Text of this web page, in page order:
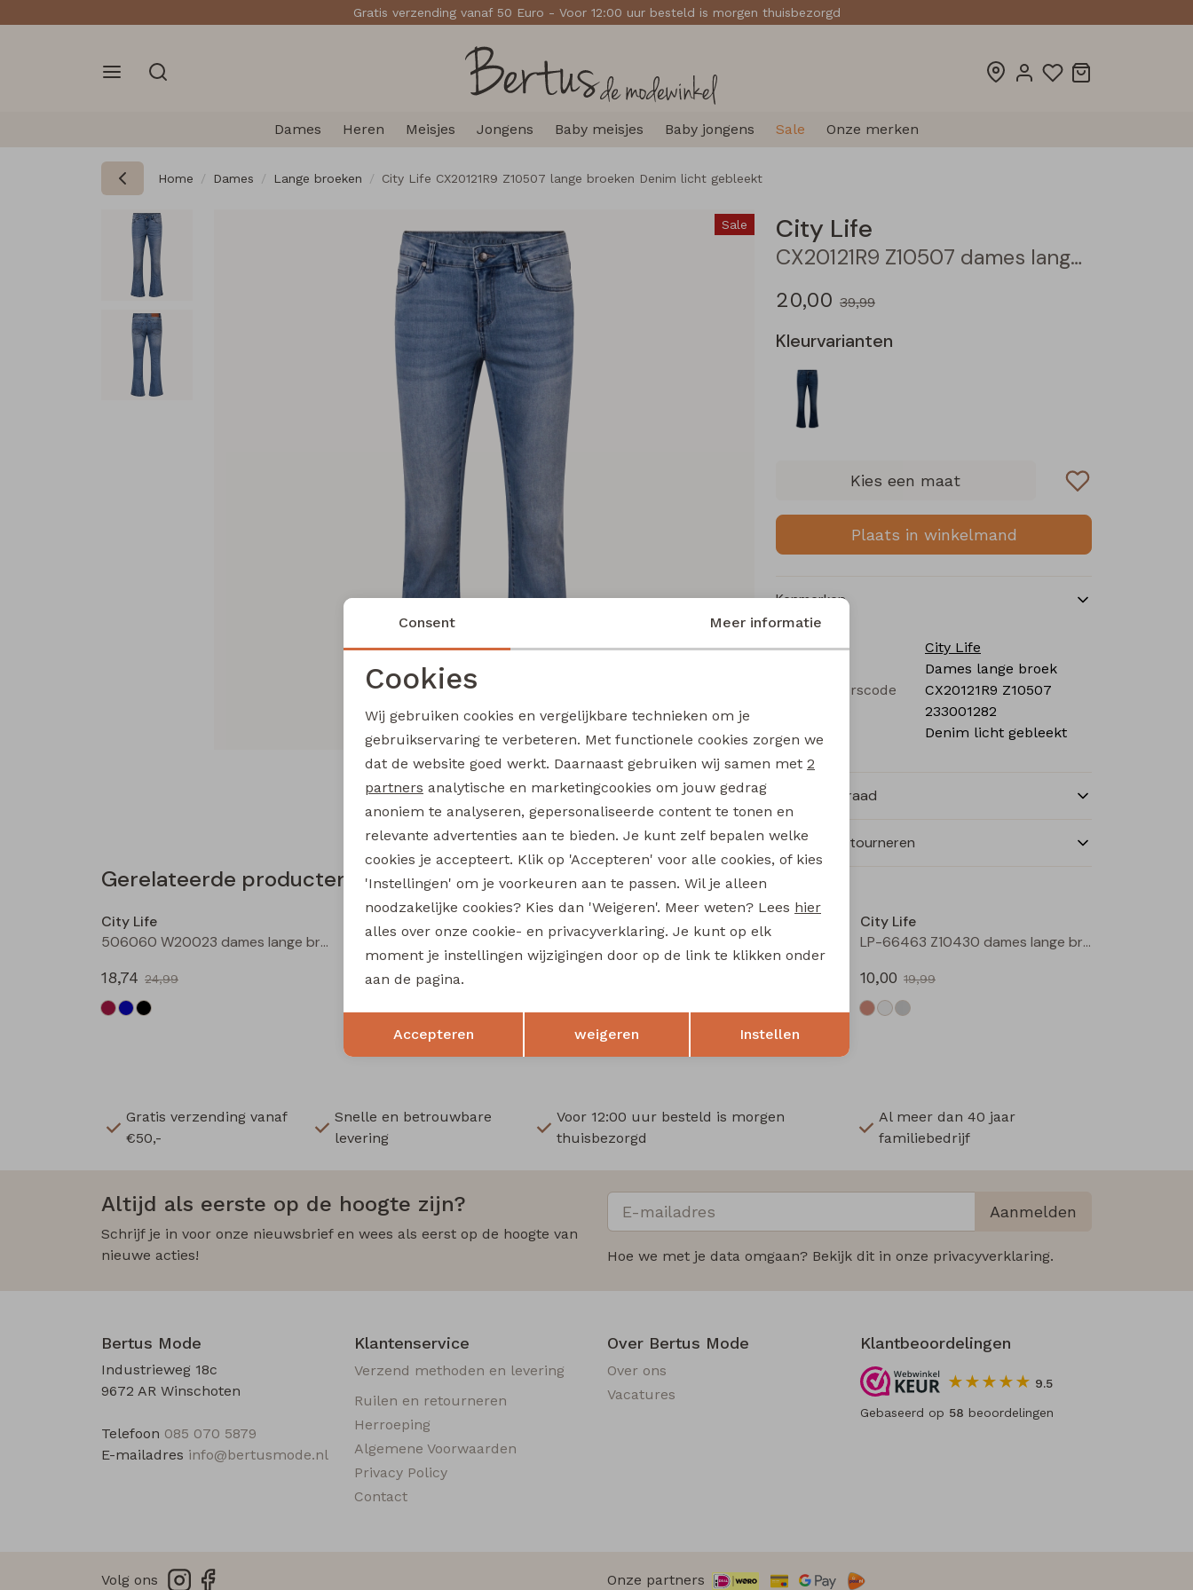
Gratis verzending vanaf 50 Euro - Voor 12:00 uur besteld is morgen thuisbezorgd
Dames Heren Meisjes Jongens Baby meisjes Baby jongens Sale Onze merken
Home Dames Lange broeken City Life CX20121R9 Z10507 lange broeken Denim licht gebleekt
Sale City Life
CX20121R9 Z10507 dames lange broek Denim licht gebleekt
20,00 39,99
Kleurvarianten
Kies een maat
Plaats in winkelmand
Kenmerken
Merk
City Life
Dames lange broek
Leverancierscode
CX20121R9 Z10507
233001282
Kleur
Denim licht gebleekt
Winkelvoorraad
Ruilen en retourneren
Gerelateerde producten
Sale
City Life
506060 W20023 dames lange broek Zwart
18,74 24,99
Sale
506060 W20023 dames lange broek Marine
18,74
24,99
City Life
City Life
LP-66463 Z10430 dames lange broek Taupe
10,00 19,99
Gratis verzending vanaf
€50,-
Snelle en betrouwbare
levering
Voor 12:00 uur besteld is morgen
thuisbezorgd
Al meer dan 40 jaar
familiebedrijf
Altijd als eerste op de hoogte zijn?
Schrijf je in voor onze nieuwsbrief en wees als eerst op de hoogte van
nieuwe acties!
Aanmelden
Hoe we met je data omgaan? Bekijk dit in onze privacyverklaring.
Bertus Mode
Industrieweg 18c
9672 AR Winschoten
Telefoon 085 070 5879
E-mailadres info@bertusmode.nl
Klantenservice
Verzend methoden en levering
Ruilen en retourneren
Herroeping
Algemene Voorwaarden
Privacy Policy
Contact
Over Bertus Mode
Over ons
Vacatures
Klantbeoordelingen
9.5
Gebaseerd op 58 beoordelingen
Volg ons Onze partners
Noodzakelijke cookies
Analytische cookies Marketing cookies
Terug Opslaan
Consent Meer informatie
Cookies
Wij gebruiken cookies en vergelijkbare technieken om je
gebruikservaring te verbeteren. Met functionele cookies zorgen we
dat de website goed werkt. Daarnaast gebruiken wij samen met 2
partners analytische en marketingcookies om jouw gedrag
anoniem te analyseren, gepersonaliseerde content te tonen en
relevante advertenties aan te bieden. Je kunt zelf bepalen welke
cookies je accepteert. Klik op 'Accepteren' voor alle cookies, of kies
'Instellingen' om je voorkeuren aan te passen. Wil je alleen
noodzakelijke cookies? Kies dan 'Weigeren'. Meer weten? Lees hier
alles over onze cookie- en privacyverklaring. Je kunt op elk
moment je instellingen wijzigingen door op de link te klikken onder
aan de pagina.
Accepteren weigeren Instellen